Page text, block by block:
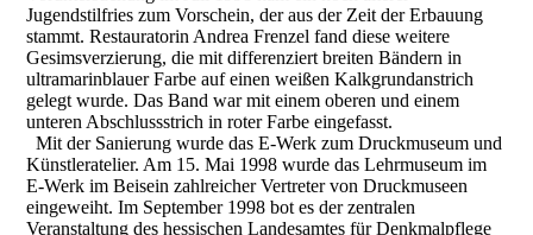
Jugendstilfries zum Vorschein, der aus der Zeit der Erbauung
stammt. Restauratorin Andrea Frenzel fand diese weitere
Gesimsverzierung, die mit differenziert breiten Bändern in
ultramarinblauer Farbe auf einen weißen Kalkgrundanstrich
gelegt wurde. Das Band war mit einem oberen und einem
unteren Abschlussstrich in roter Farbe eingefasst.
Mit der Sanierung wurde das E-Werk zum Druckmuseum und
Künstleratelier. Am 15. Mai 1998 wurde das Lehrmuseum im
E-Werk im Beisein zahlreicher Vertreter von Druckmuseen
eingeweiht. Im September 1998 bot es der zentralen
Veranstaltung des hessischen Landesamtes für Denkmalpflege